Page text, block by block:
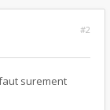
#2
surement